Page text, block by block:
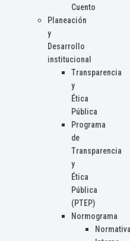
Cuento
Planeación
y
Desarrollo
institucional
Transparencia
y
Ética
Pública
Programa
de
Transparencia
y
Ética
Pública
(PTEP)
Normograma
Normativa